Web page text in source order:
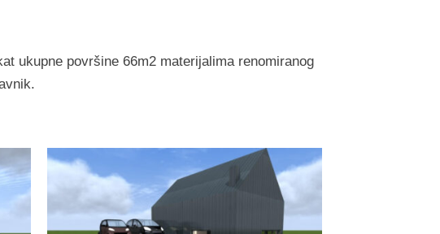
ukupne površine 66m2 materijalima renomiranog